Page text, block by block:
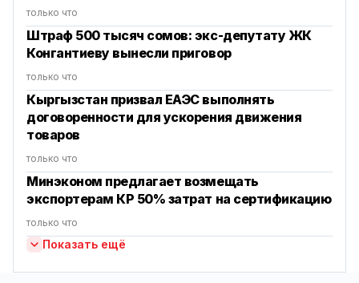
только что
Штраф 500 тысяч сомов: экс-депутату ЖК
Конгантиеву вынесли приговор
только что
Кыргызстан призвал ЕАЭС выполнять
договоренности для ускорения движения
товаров
только что
Минэконом предлагает возмещать
экспортерам КР 50% затрат на сертификацию
только что
Показать ещё